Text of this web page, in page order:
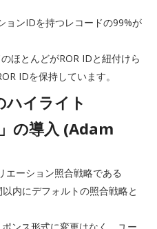
ョンIDを持つレコードの99%が
ほとんどがROR IDと紐付けら
IDを保持しています。
イライト
の導入 (Adam
エーション照合戦略である
内にデフォルトの照合戦略と